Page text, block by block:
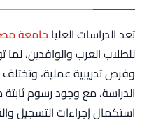
تعد الدراسات العليا جامعة
للطلاب العرب والوافدين،
وفرص تدريبية عملية،
الدراسة، مع وجود رسوم
استكمال إجراءات التسجيل